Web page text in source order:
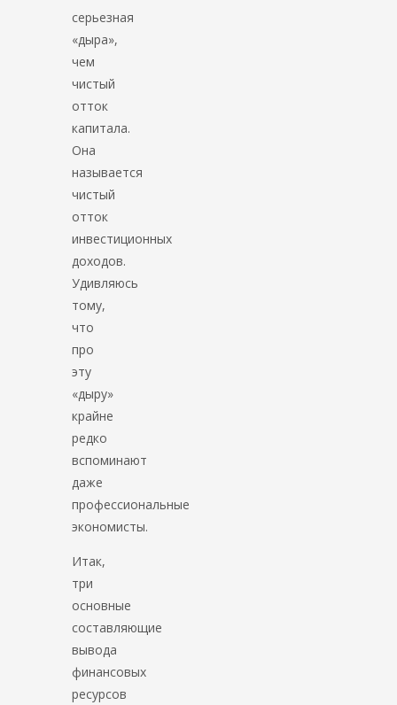
серьезная
«дыра»,
чем
чистый
отток
капитала.
Она
называется
чистый
отток
инвестиционных
доходов.
Удивляюсь
тому,
что
про
эту
«дыру»
крайне
редко
вспоминают
даже
профессиональные
экономисты.
Итак,
три
основные
составляющие
вывода
финансовых
ресурсов